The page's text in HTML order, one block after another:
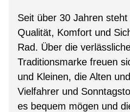
Seit über 30 Jahren
Qualität, Komfort und
Rad. Über die
Traditionsmarke freuen
und Kleinen, die Alten
Vielfahrer und
es bequem mögen und